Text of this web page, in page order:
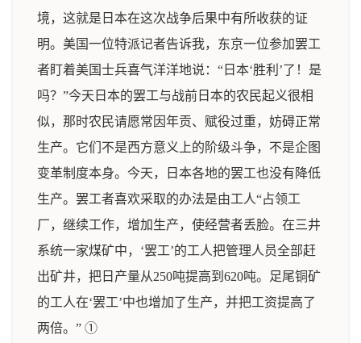
境，这就是日本在这次战争后果中有所收获的证
明。美国一位特派记者告诉我，东京一位参加罢工
者盯着美国士兵喜气洋洋地说：“日本‘胜利’了！是
吗？”今天日本的罢工与战前日本的农民起义很相
似，那时农民请愿常因年贡、赋役过重，妨碍正常
生产。它们不是西方意义上的阶级斗争，不是企图
变革制度本身。今天，日本各地的罢工也没有降低
生产。罢工者喜欢采取的办法是由工人“占领工
厂，继续工作，增加生产，使经营者丢脸。在三井
系统一家煤矿中，‘罢工’的工人把管理人员全部赶
出矿井，把日产量从250吨提高到620吨。足尾铜矿
的工人在‘罢工’中也增加了生产，并把工资提高了
两倍。” ①